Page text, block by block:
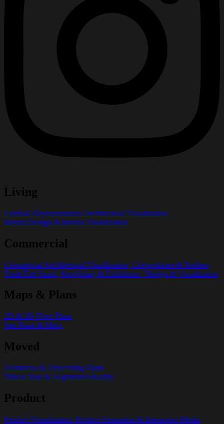
Living
External Representations Architectural Visualization
Interior Design & Interior Visualization
Commercial
Commercial Architectural Visualization, Competitions & Tenders
Trade Fair Stand, Shopfitting & Exhibition - Design & Visualization
Maps & Plans
2D & 3D Floor Plans
Site Plans & Maps
Moved
Animation & Advertising Films
Virtual Tour & Augmented Reality
Product
Product Visualization, Product Animation & Interactive Media